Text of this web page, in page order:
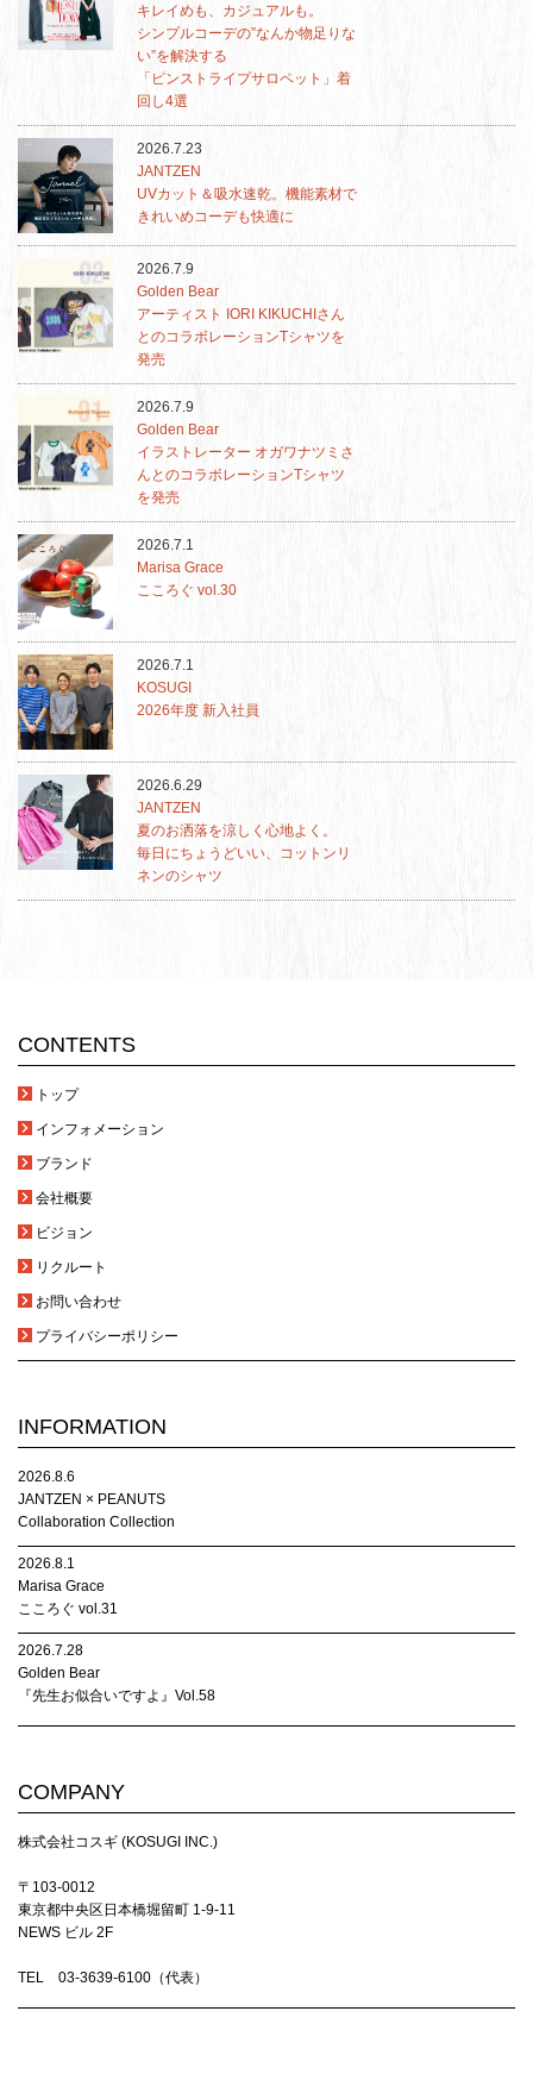
キレイめも、カジュアルも。
シンプルコーデの”なんか物足りな
い”を解決する
「ピンストライプサロペット」着
回し4選
2026.7.23
JANTZEN
UVカット＆吸水速乾。機能素材で
きれいめコーデも快適に
2026.7.9
Golden Bear
アーティスト IORI KIKUCHIさん
とのコラボレーションTシャツを
発売
2026.7.9
Golden Bear
イラストレーター オガワナツミさ
んとのコラボレーションTシャツ
を発売
2026.7.1
Marisa Grace
こころぐ vol.30
2026.7.1
KOSUGI
2026年度 新入社員
2026.6.29
JANTZEN
夏のお洒落を涼しく心地よく。
毎日にちょうどいい、コットンリ
ネンのシャツ
CONTENTS
トップ
インフォメーション
ブランド
会社概要
ビジョン
リクルート
お問い合わせ
プライバシーポリシー
INFORMATION
2026.8.6
JANTZEN × PEANUTS
Collaboration Collection
2026.8.1
Marisa Grace
こころぐ vol.31
2026.7.28
Golden Bear
『先生お似合いですよ』Vol.58
COMPANY
株式会社コスギ (KOSUGI INC.)
〒103-0012
東京都中央区日本橋堀留町 1-9-11
NEWS ビル 2F
TEL 03-3639-6100（代表）